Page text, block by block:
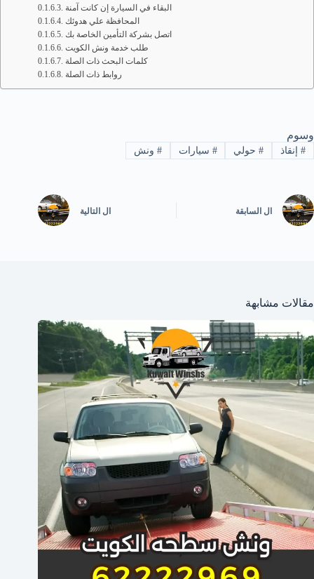
البقاء في السيارة إن كانت آمنة
المحافظة علي هدوئك
اتصل بشركة التأمين الخاصة بك
طلب خدمة ونش الكويت
كلمات البحث ذات الصلة
روابط ذات الصلة
وسوم
#إنقاذ #حولي # سيارات # ونش
ال السابقة ال التالية
مقالات مشابهة